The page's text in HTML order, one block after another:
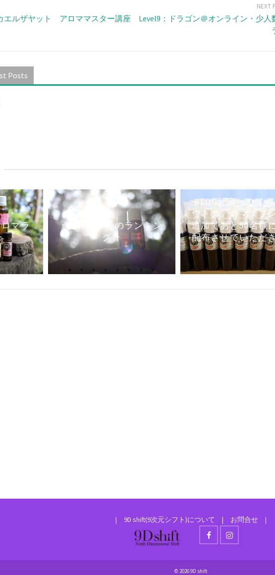
NEXT
エルザヤット アロママスター講座 Level9：ドラゴン＠オンライン・少人
Posts
マラ
☆2023年7月のランキン
グ☆
BLOG記事：ウイ
ウトのアロマスプ
追加であと50名様
配布させていただ
| 9D shift(9次元シフト)について | お問合せ|
© 2026 9D shift